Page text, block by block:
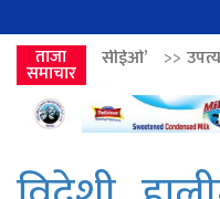
ताजा
समाचार
उपत्यकामा श्रृंखलाबद्ध